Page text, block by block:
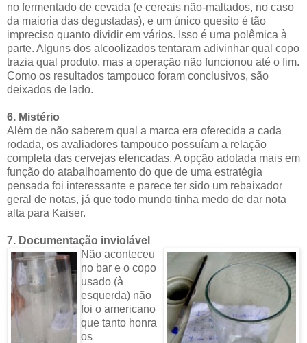
no fermentado de cevada (e cereais não-maltados, no caso
da maioria das degustadas), e um único quesito é tão
impreciso quanto dividir em vários. Isso é uma polêmica à
parte. Alguns dos alcoolizados tentaram adivinhar qual copo
trazia qual produto, mas a operação não funcionou até o fim.
Como os resultados tampouco foram conclusivos, são
deixados de lado.
6. Mistério
Além de não saberem qual a marca era oferecida a cada
rodada, os avaliadores tampouco possuíam a relação
completa das cervejas elencadas. A opção adotada mais em
função do atabalhoamento do que de uma estratégia
pensada foi interessante e parece ter sido um rebaixador
geral de notas, já que todo mundo tinha medo de dar nota
alta para Kaiser.
7. Documentação inviolável
Não aconteceu
no bar e o copo
usado (à
esquerda) não
foi o americano
que tanto honra
os